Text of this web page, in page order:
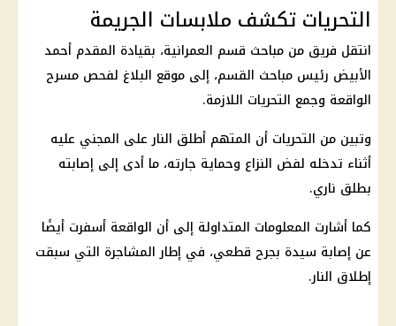
التحريات تكشف ملابسات الجريمة
انتقل فريق من مباحث قسم العمرانية، بقيادة المقدم أحمد
الأبيض رئيس مباحث القسم، إلى موقع البلاغ لفحص مسرح
الواقعة وجمع التحريات اللازمة.
وتبين من التحريات أن المتهم أطلق النار على المجني عليه
أثناء تدخله لفض النزاع وحماية جارته، ما أدى إلى إصابته
بطلق ناري.
كما أشارت المعلومات المتداولة إلى أن الواقعة أسفرت أيضًا
عن إصابة سيدة بجرح قطعي، في إطار المشاجرة التي سبقت
إطلاق النار.